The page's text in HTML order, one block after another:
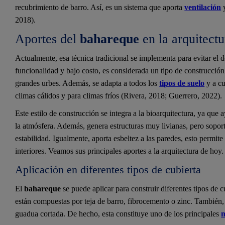
recubrimiento de barro. Así, es un sistema que aportaventilación
2018).
Aportes delbahareque en la
Actualmente, esa técnica tradicional se implementa para evitar
funcionalidad y bajo costo, es considerada un tipo de
grandes urbes. Además, se adapta a todos lostipos de suelo y a
climas cálidos y para climas fríos (Rivera, 2018; Guerrero, 2022).
Este estilo de construcción se integra a la bioarquitectura, ya que
la atmósfera. Además, genera estructuras muy livianas, pero
estabilidad. Igualmente, aporta esbeltez a las paredes, esto
interiores. Veamos sus principales aportes a la arquitectura de hoy.
Aplicación en diferentes tipos de cubierta
Elbahareque se puede aplicar para construir diferentes tipos de
están compuestas por teja de barro, fibrocemento o zinc.
guadua cortada. De hecho, esta constituye uno de los principales